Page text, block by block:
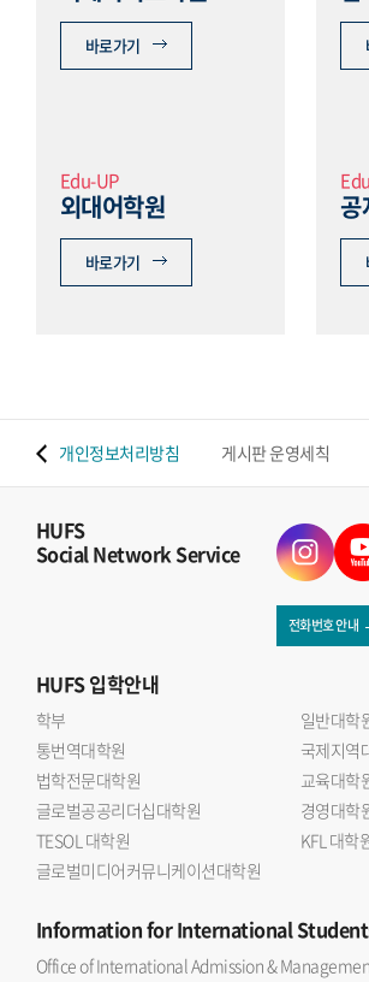
바로가기
Edu-UP
외대어학원
바로가기
공
개인정보처리방침 게시판 운영세칙
HUFS
Social Network Service
전화번호 안내
HUFS입학안내
학부
일반대학
통번역대학원
국제지역
법학전문대학원
교육대학
글로벌공공리더십대학원
경영대학
TESOL 대학원
KFL 대학
글로벌미디어커뮤니케이션대학원
Informationfor International
Office of International Admission &